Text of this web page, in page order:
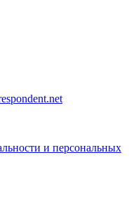
и персональных